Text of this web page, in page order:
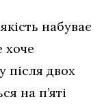
набуває
хоче
після двох
на п’яті